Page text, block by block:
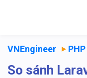
VNEngineer PHP
So sánh